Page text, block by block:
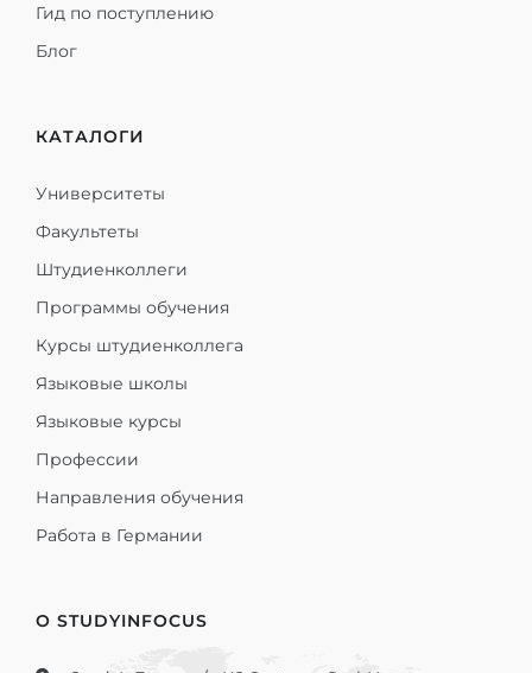
Гид по поступлению
Блог
КАТАЛОГИ
Университеты
Факультеты
Штудиенколлеги
Программы обучения
Курсы штудиенколлега
Языковые школы
Языковые курсы
Профессии
Направления обучения
Работа в Германии
О STUDYINFOCUS